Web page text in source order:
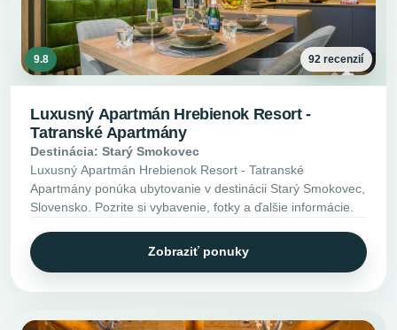
9.8 92 recenzií
Luxusný Apartmán Hrebienok Resort -
Tatranské Apartmány
Destinácia: Starý Smokovec
Luxusný Apartmán Hrebienok Resort - Tatranské
Apartmány ponúka ubytovanie v destinácii Starý Smokovec,
Slovensko. Pozrite si vybavenie, fotky a ďalšie informácie.
Zobraziť ponuky